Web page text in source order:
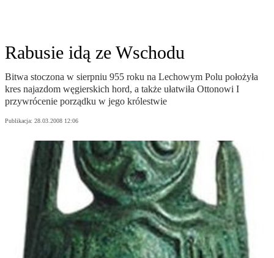
Rabusie idą ze Wschodu
Bitwa stoczona w sierpniu 955 roku na Lechowym Polu położyła
kres najazdom węgierskich hord, a także ułatwiła Ottonowi I
przywrócenie porządku w jego królestwie
Publikacja: 28.03.2008 12:06